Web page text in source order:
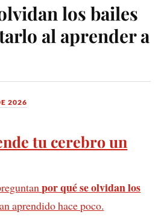
los bailes
al aprender a
2026
tu cerebro un
por qué se olvidan los
aprendido hace poco.